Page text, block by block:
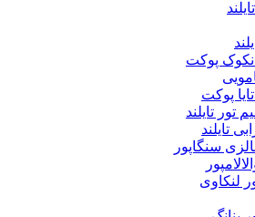
پوکت
پوکت
تایلند
تایلند
سنگاپور
لنکاوی